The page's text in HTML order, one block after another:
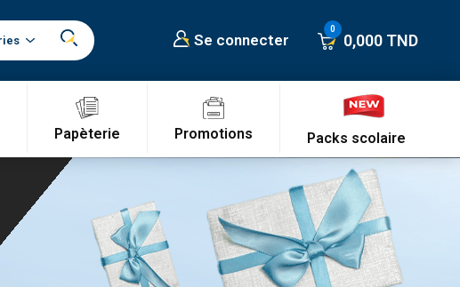
Se connecter 0,000 TND
Papèterie Promotions Packs scolaire